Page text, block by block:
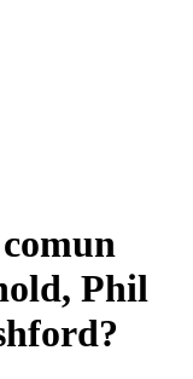
Phil